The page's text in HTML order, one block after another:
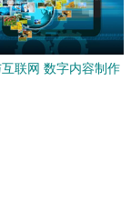
联网 数字内容制作